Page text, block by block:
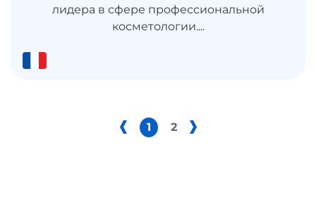
лидера в сфере профессиональной
косметологии....
1 2